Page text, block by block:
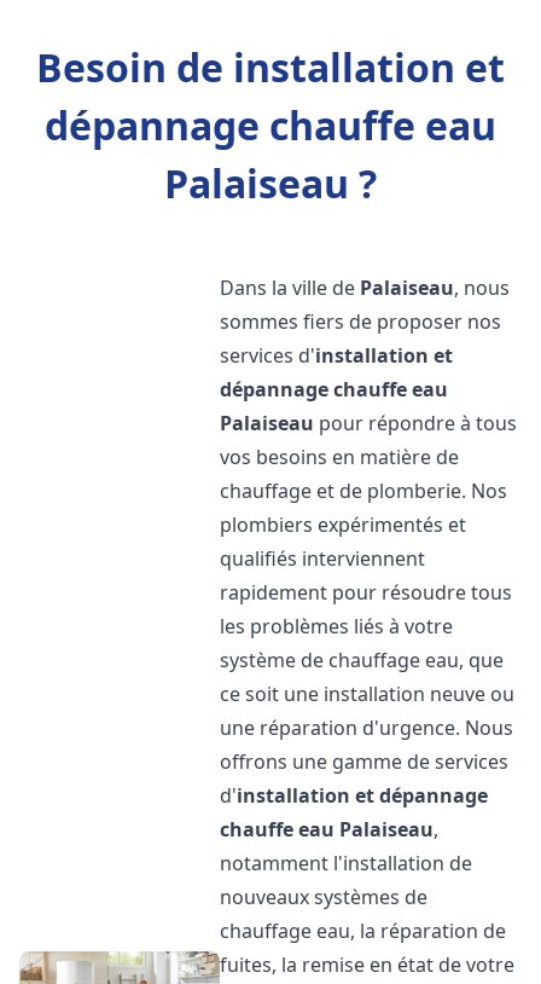
Besoin de installation et
dépannage chauffe eau
Palaiseau ?
Dans la ville de Palaiseau, nous
sommes fiers de proposer nos
services d'installation et
dépannage chauffe eau
Palaiseau pour répondre à tous
vos besoins en matière de
chauffage et de plomberie. Nos
plombiers expérimentés et
qualifiés interviennent
rapidement pour résoudre tous
les problèmes liés à votre
système de chauffage eau, que
ce soit une installation neuve ou
une réparation d'urgence. Nous
offrons une gamme de services
d'installation et dépannage
chauffe eau Palaiseau,
notamment l'installation de
nouveaux systèmes de
chauffage eau, la réparation de
fuites, la remise en état de votre